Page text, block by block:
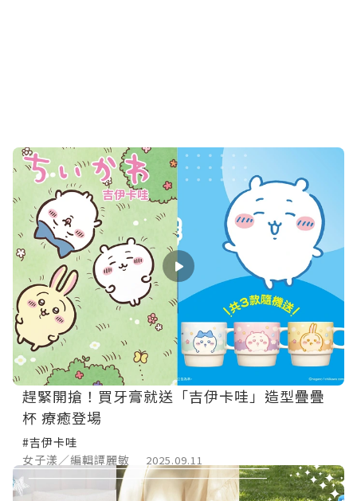
趕緊開搶！買牙膏就送「吉伊卡哇」造型疊疊
杯 療癒登場
#吉伊卡哇
女子漾／編輯譚麗敏
2025.09.11